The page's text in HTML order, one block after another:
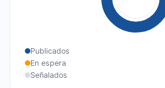
Publicados
En espera
Señalados